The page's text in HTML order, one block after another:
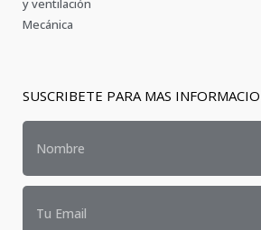
y ventilación
Mecánica
SUSCRIBETE PARA MAS